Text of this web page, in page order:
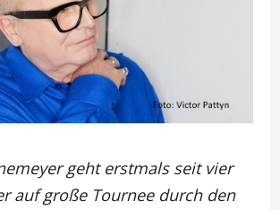
geht erstmals seit vier
auf große Tournee durch den